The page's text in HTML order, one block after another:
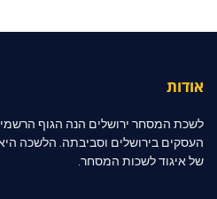
אודות
לשכת המסחר ירושלים הנה הגוף הרשמי
העסקים בירושלים וסביבתה. הלשכה
של איגוד לשכות המסחר.